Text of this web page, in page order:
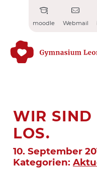
moodle Webmail
WIR
LOS.
10. September
Kategorien: